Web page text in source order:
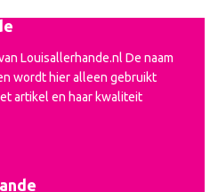
Louisallerhande.nl De naam
wordt hier alleen gebruikt
artikel en haar kwaliteit